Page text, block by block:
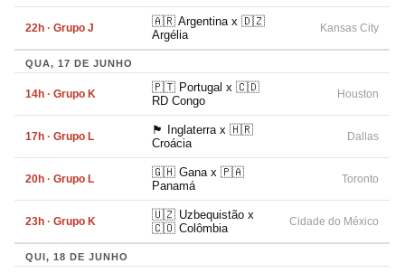
22h · Grupo J
🇦🇷 Argentina x 🇩🇿
Argélia
Kansas City
QUA, 17 DE JUNHO
14h · Grupo K
🇵🇹 Portugal x 🇨🇩
RD Congo
Houston
17h · Grupo L
🏴󠁧󠁢󠁥󠁮󠁧󠁿 Inglaterra x 🇭🇷
Croácia
Dallas
20h · Grupo L
🇬🇭 Gana x 🇵🇦
Panamá
Toronto
23h · Grupo K
🇺🇿 Uzbequistão x
🇨🇴 Colômbia
Cidade do México
QUI, 18 DE JUNHO